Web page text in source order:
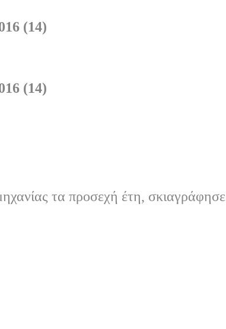
(14)
(14)
τα προσεχή έτη, σκιαγράφησε